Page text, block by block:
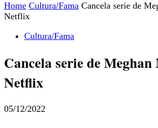
Home Cultura/Fama Cancela serie de
Netflix
Cultura/Fama
Cancela serie de
Netflix
05/12/2022